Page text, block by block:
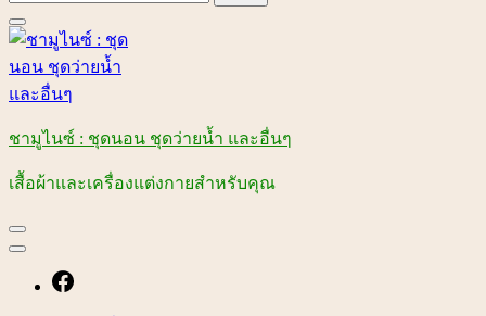
สำหรับ:
ชามูไนซ์ : ชุดนอน ชุดว่ายน้ำ และอื่นๆ
เสื้อผ้าและเครื่องแต่งกายสำหรับคุณ